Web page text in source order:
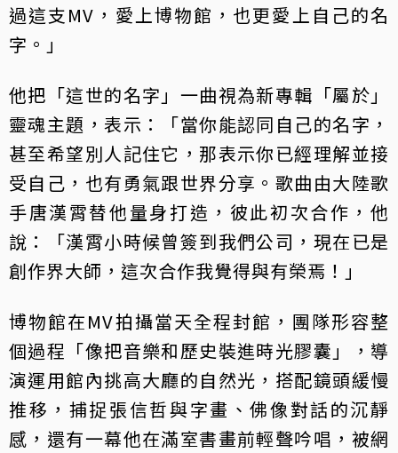
過這支MV，愛上博物館，也更愛上自己的名
字。」
他把「這世的名字」一曲視為新專輯「屬於」
靈魂主題，表示：「當你能認同自己的名字，
甚至希望別人記住它，那表示你已經理解並接
受自己，也有勇氣跟世界分享。歌曲由大陸歌
手唐漢霄替他量身打造，彼此初次合作，他
說：「漢霄小時候曾簽到我們公司，現在已是
創作界大師，這次合作我覺得與有榮焉！」
博物館在MV拍攝當天全程封館，團隊形容整
個過程「像把音樂和歷史裝進時光膠囊」，導
演運用館內挑高大廳的自然光，搭配鏡頭緩慢
推移，捕捉張信哲與字畫、佛像對話的沉靜
感，還有一幕他在滿室書畫前輕聲吟唱，被網